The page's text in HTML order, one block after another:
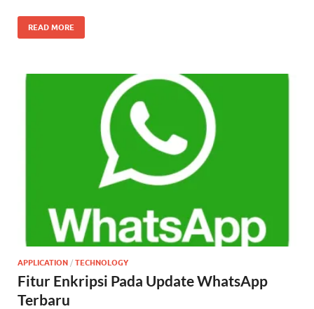
READ MORE
APPLICATION / TECHNOLOGY
Fitur Enkripsi Pada Update WhatsApp
Terbaru